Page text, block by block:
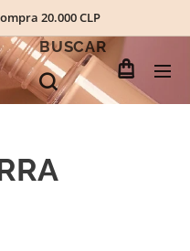
20.000 CLP
BUSCAR